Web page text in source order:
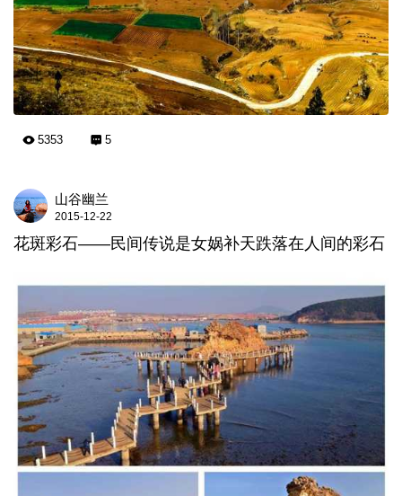
5353 5
山谷幽兰
2015-12-22
花斑彩石——民间传说是女娲补天跌落在人间的彩石